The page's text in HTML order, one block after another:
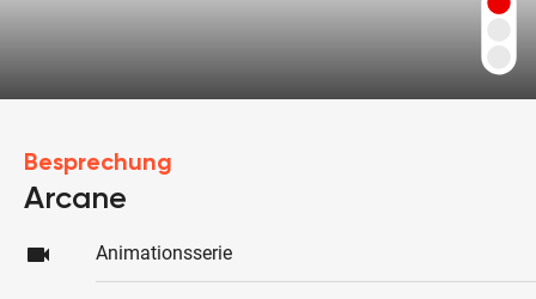
Besprechung
Arcane
videocam Animationsserie